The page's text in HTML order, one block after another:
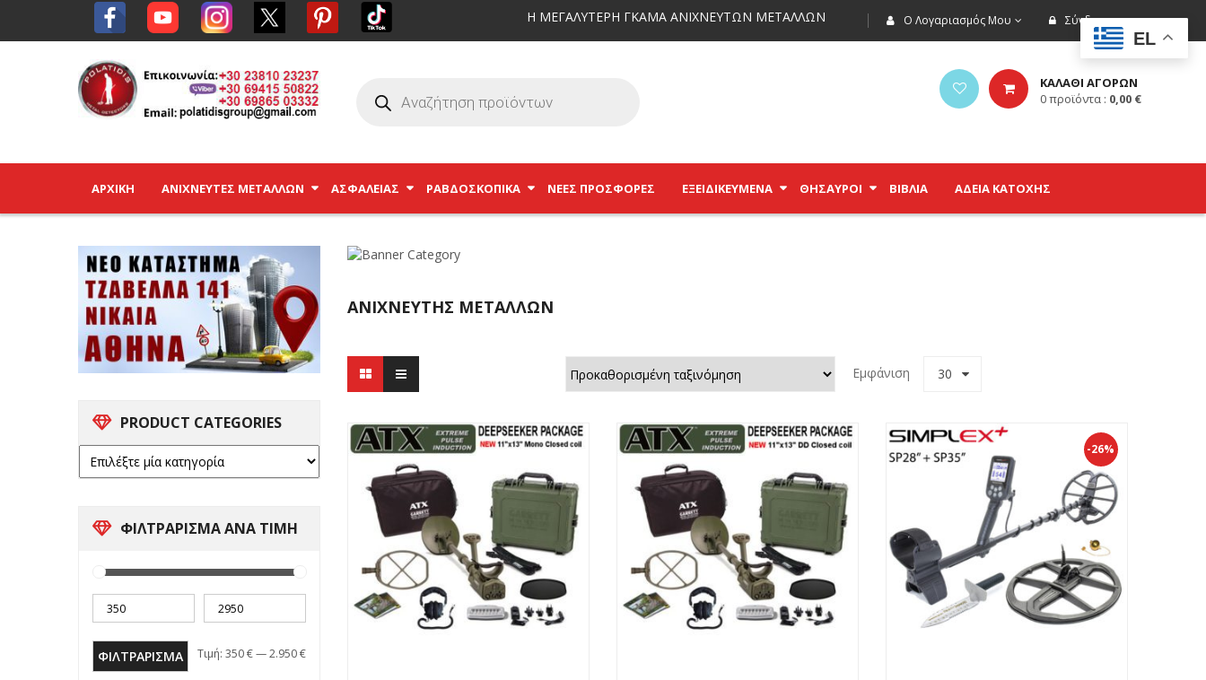
Σύνδεση
Ο Λογαριασμός Μου
Η ΜΕΓΑΛΥΤΕΡΗ ΓΚΑΜΑ ΑΝΙΧΝΕΥΤΩΝ ΜΕΤΑΛΛΩΝ
ΚΑΛΑΘΙ ΑΓΟΡΩΝ
0προϊόντα : 0,00 €
ΑΡΧΙΚΉ ΑΝΙΧΝΕΥΤΈΣ ΜΕΤΆΛΛΩΝ ΑΣΦΑΛΕΊΑΣ ΡΑΒΔΟΣΚΟΠΙΚΆ ΝΕΕΣ ΠΡΟΣΦΟΡΕΣ ΕΞΕΙΔΙΚΕΥΜΈΝΑ ΘΗΣΑΥΡΟΊ ΒΙΒΛΊΑ ΑΔΕΙΑ ΚΑΤΟΧΗΣ
PRODUCT CATEGORIES
ΦΙΛΤΡΑΡΙΣΜΑ ΑΝΑ ΤΙΜΗ
ΦΙΛΤΡΆΡΙΣΜΑ Τιμή: 350 €—2.950 €
ΑΝΙΧΝΕΥΤΗΣ ΜΕΤΑΛΛΩΝ
Εμφάνιση 30
-26%
EL